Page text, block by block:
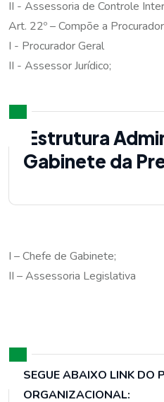
II - Assessoria de Controle
Art. 22º – Compõe a
I - Procurador Geral
II - Assessor Jurídico;
Estrutura
Gabinete da
I – Chefe de Gabinete;
II – Assessoria Legislativa
SEGUE ABAIXO LINK DO
ORGANIZACIONAL: